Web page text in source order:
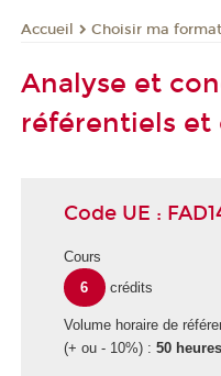
Accueil Choisir ma
Analyse et
référentiels
Code UE :
Cours
6
crédits
Volume horaire de
(+ ou - 10%) : 50 heures